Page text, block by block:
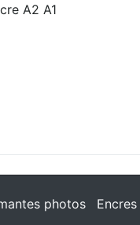
A2 A1
photos